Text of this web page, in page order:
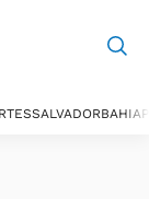
SALVADORBAHIA